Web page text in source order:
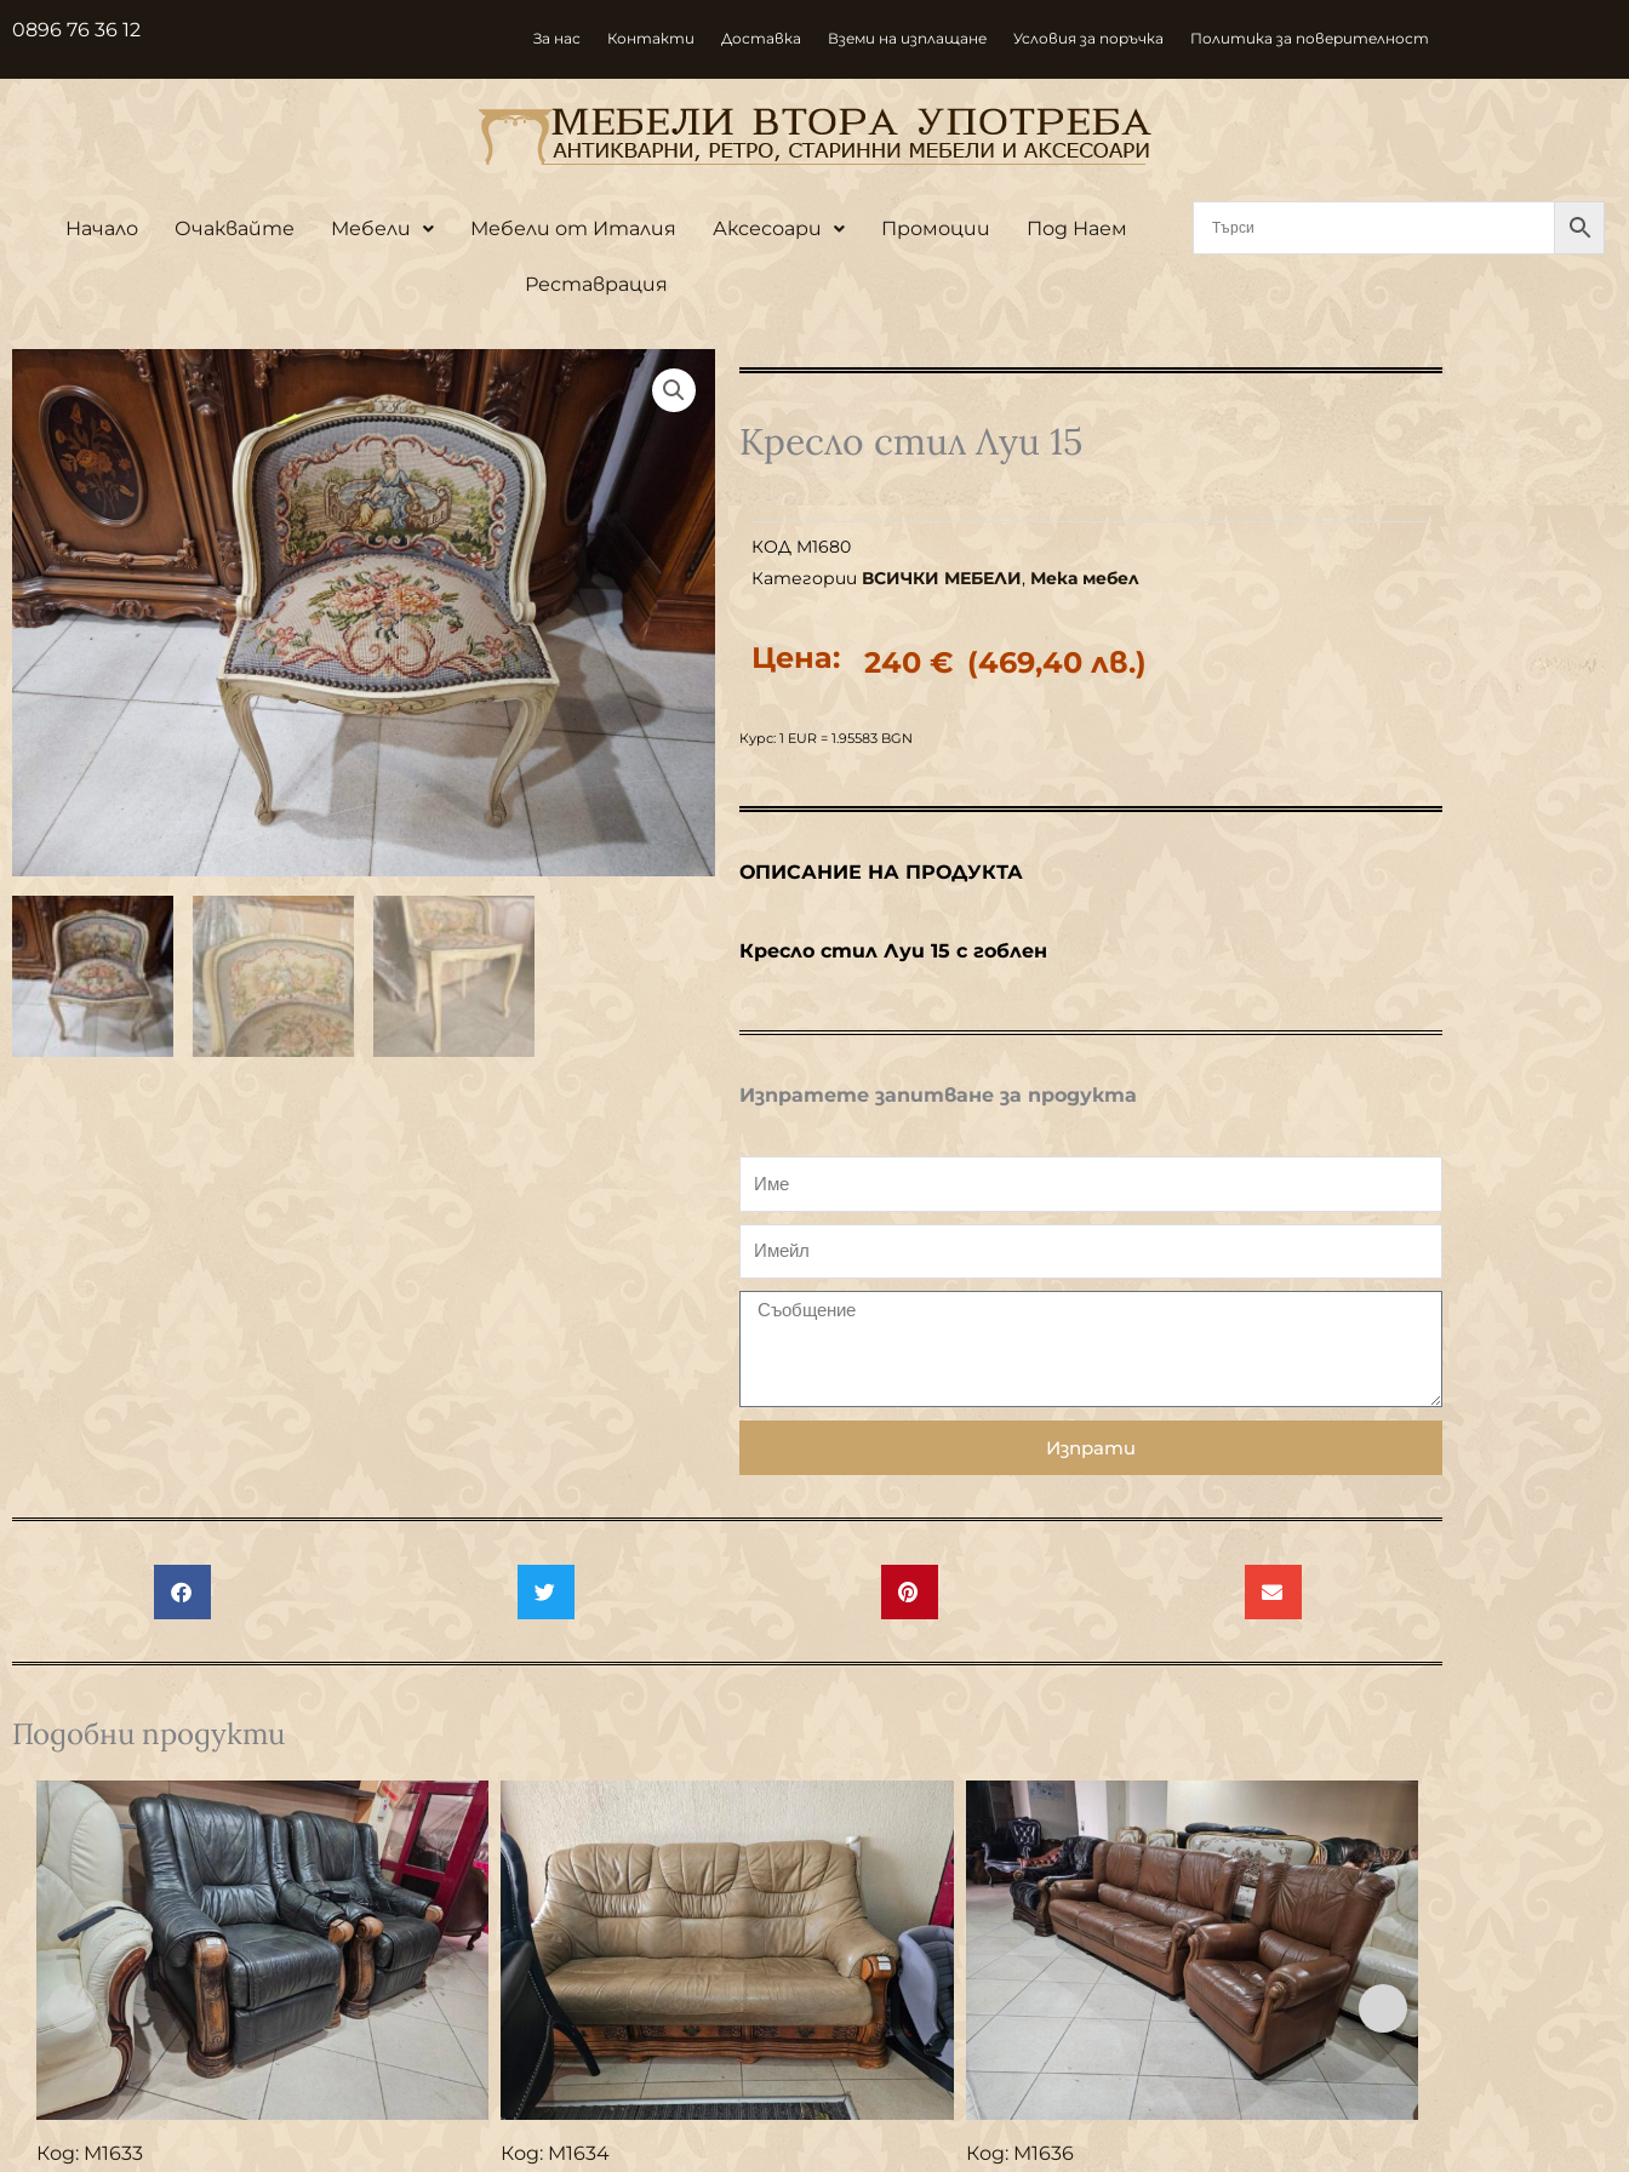
Skip
content
0896 76 36 12 За нас Контакти Доставка Вземи на изплащане Условия за поръчка Политика за поверителност
Начало Очаквайте Мебели Мебели от Италия Аксесоари Промоции Под Наем
Реставрация
Кресло стил Луи 15
КОД M1680
Категории ВСИЧКИ МЕБЕЛИ, Мека мебел
Цена: 240 € (469,40 лв.)
Курс: 1 EUR = 1.95583 BGN
ОПИСАНИЕ НА ПРОДУКТА
Кресло стил Луи 15 с гоблен
Изпратете запитване за продукта
Изпрати
Подобни продукти
Код: M1633 Код: M1634 Код: M1636